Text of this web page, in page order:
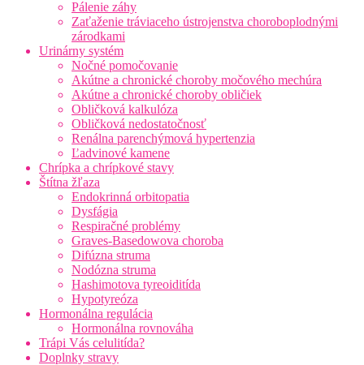
Pálenie záhy
Zaťaženie tráviaceho ústrojenstva choroboplodnými
zárodkami
Urinárny systém
Nočné pomočovanie
Akútne a chronické choroby močového mechúra
Akútne a chronické choroby obličiek
Obličková kalkulóza
Obličková nedostatočnosť
Renálna parenchýmová hypertenzia
Ľadvinové kamene
Chrípka a chrípkové stavy
Štítna žľaza
Endokrinná orbitopatia
Dysfágia
Respiračné problémy
Graves-Basedowova choroba
Difúzna struma
Nodózna struma
Hashimotova tyreoiditída
Hypotyreóza
Hormonálna regulácia
Hormonálna rovnováha
Trápi Vás celulitída?
Doplnky stravy